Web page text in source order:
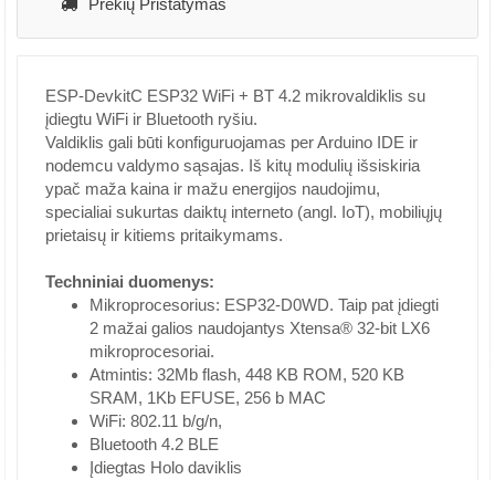
Prekių Pristatymas
ESP-DevkitC ESP32 WiFi + BT 4.2 mikrovaldiklis su
įdiegtu WiFi ir Bluetooth ryšiu.
Valdiklis gali būti konfiguruojamas per Arduino IDE ir
nodemcu valdymo sąsajas. Iš kitų modulių išsiskiria
ypač maža kaina ir mažu energijos naudojimu,
specialiai sukurtas daiktų interneto (angl. IoT), mobiliųjų
prietaisų ir kitiems pritaikymams.
Techniniai duomenys:
Mikroprocesorius: ESP32-D0WD. Taip pat įdiegti
2 mažai galios naudojantys Xtensa® 32-bit LX6
mikroprocesoriai.
Atmintis: 32Mb flash, 448 KB ROM, 520 KB
SRAM, 1Kb EFUSE, 256 b MAC
WiFi: 802.11 b/g/n,
Bluetooth 4.2 BLE
Įdiegtas Holo daviklis